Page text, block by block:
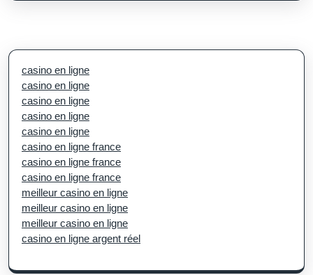
casino en ligne
casino en ligne
casino en ligne
casino en ligne
casino en ligne
casino en ligne france
casino en ligne france
casino en ligne france
meilleur casino en ligne
meilleur casino en ligne
meilleur casino en ligne
casino en ligne argent réel